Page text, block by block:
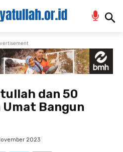
dan 50
Umat Bangun
2023